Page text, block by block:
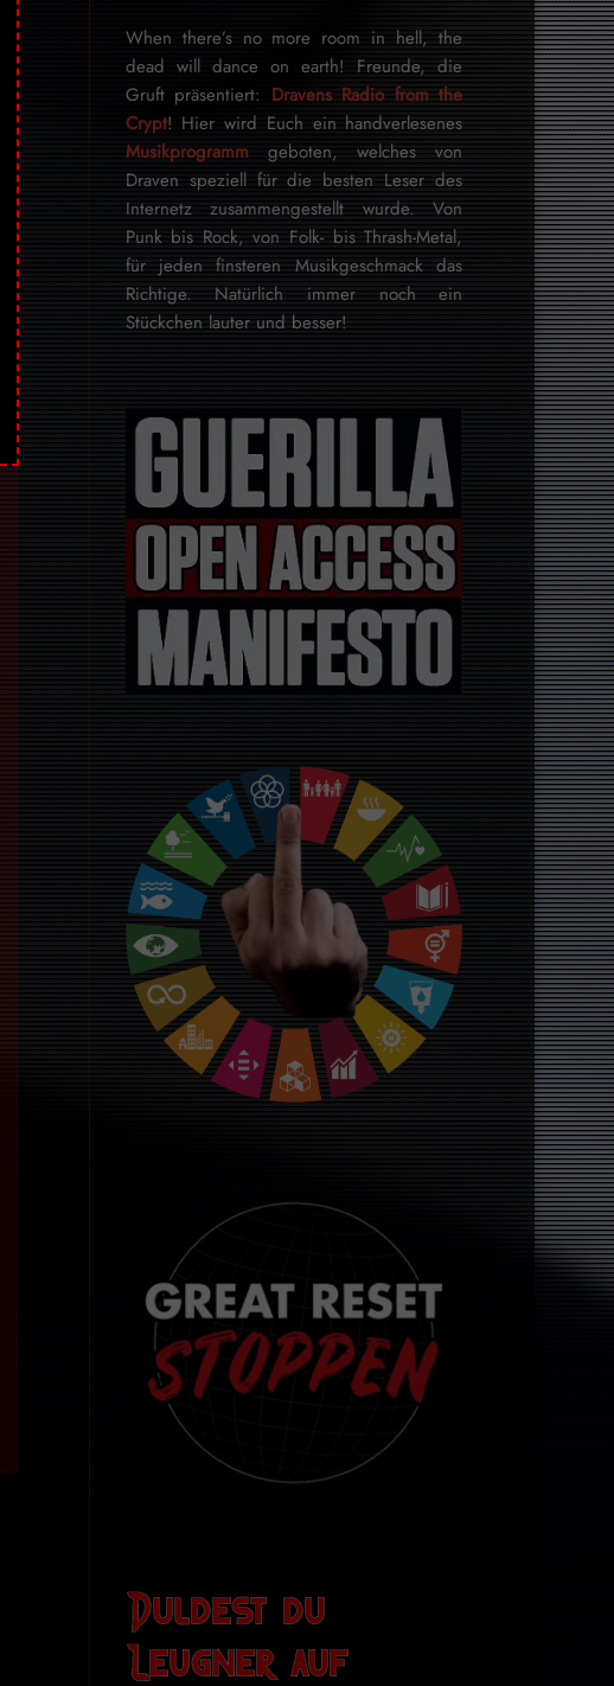
When there’s no more room in hell, the
dead will dance on earth! Freunde, die
Gruft präsentiert: Dravens Radio from the
Crypt! Hier wird Euch ein handverlesenes
Musikprogrammgeboten, welches von
Draven speziell für die besten Leser des
Internetz zu­sammen­ge­stellt wurde. Von
Punk bis Rock, von Folk- bis Thrash-Metal,
für je­den finsteren Mu­sik­ge­schmack das
Rich­tige. Natürlich immer noch ein
Stückchen lauter und besser!
Duldest du
Leugner auf